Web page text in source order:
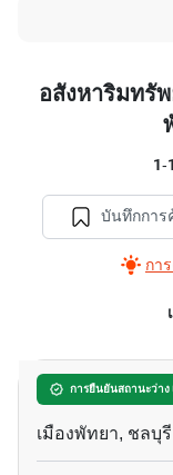
อสังหาริมทรั
1-
บันทึกการ
กา
การยืนยันสถานะว่าง
วินด์แฮม จอม
เมืองพัทยา, ชลบุรี